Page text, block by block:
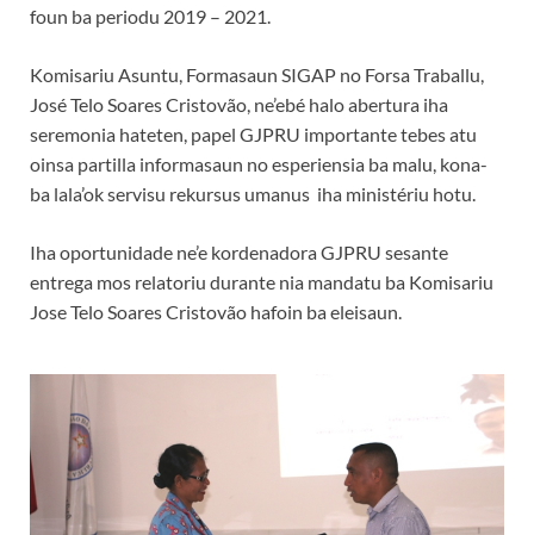
foun ba periodu 2019 – 2021.
Komisariu Asuntu, Formasaun SIGAP no Forsa Traballu,
José Telo Soares Cristovão, ne’ebé halo abertura iha
seremonia hateten, papel GJPRU importante tebes atu
oinsa partilla informasaun no esperiensia ba malu, kona-
ba lala’ok servisu rekursus umanus iha ministériu hotu.
Iha oportunidade ne’e kordenadora GJPRU sesante
entrega mos relatoriu durante nia mandatu ba Komisariu
Jose Telo Soares Cristovão hafoin ba eleisaun.